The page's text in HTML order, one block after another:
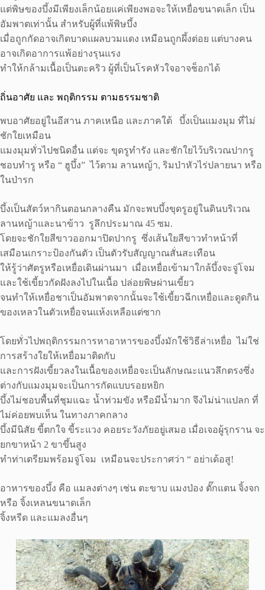
แต่พิษของบึ้งมีเพียงเล็กน้อยแค่เพียงพอจะให้เหยื่อขนาดเล็ก เป็น
อัมพาตเท่านั้น สำหรับผู้ที่แพ้พิษบึ้ง
เมื่อถูกกัดอาจเกิดบาดแผลบวมแดง เหมือนถูกผึ้งต่อย แต่บางคน
อาจเกิดอาการแพ้อย่างรุนแรง
ทำให้กล้ามเนื้อเป็นตะคริว ผู้ที่เป็นโรคหัวใจอาจช็อกได้
ถิ่นอาศัย และ พฤติกรรม ตามธรรมชาติ
พบอาศัยอยู่ในอีสาน ภาคเหนือ และภาคใต้ บึ้งเป็นแมงมุม ที่ไม่
ชักใยเหมือน
แมงมุมทั่วไปชนิดอื่น แต่จะ ขุดรูทำรัง และชักใยไว้บริเวณปากรู
ชอบทำรู หรือ “ ฮูบึ้ง” ไว้ตาม ลานหญ้า, ริมป่าหัวไร่ปลายนา หรือ
ในป่ารก
บึ้งเป็นสัตว์หากินตอนกลางคืน มักจะพบบึ้งขุดรูอยู่ในดินบริเวณ
ลานหญ้าและนาข้าว รูลึกประมาณ 45 ซม.
โดยจะชักใยสีขาวออกมาปิดปากรู ซึ่งเส้นใยสีขาวทำหน้าที่
เสมือนเกราะป้องกันตัว เป็นตัวรับสัญญาณสั่นสะเทือน
ให้รู้ว่าศัตรูหรือเหยื่อเดินผ่านมา เมื่อเหยื่อเข้ามาใกล้บึ้งจะจู่โจม
และใช้เขี้ยวกัดฝังลงไปในเนื้อ ปล่อยพิษผ่านเขี้ยว
จนทำให้เหยื่อชาเป็นอัมพาตจากนั้นจะใช้เขี้ยวฉีกเหยื่อและดูดกิน
ของเหลวในตัวเหยื่อจนแห้งเหลือแต่ซาก
โดยทั่วไปพฤติกรรมการหาอาหารของบึ้งมักใช้วิธีล่าเหยื่อ ไม่ใช่
การสร้างใยให้เหยื่อมาติดกับ
และการฝังเขี้ยวลงในเนื้อของเหยื่อจะเป็นลักษณะแนวลึกตรงซึ่ง
ต่างกับแมงมุมจะเป็นการกัดแบบรอยหยิก
บึ้งไม่ชอบพื้นที่ชุมแฉะ น้ำท่วมขัง หรือมีน้ำมาก จึงไม่น่าแปลก ที่
ไม่ค่อยพบเห็น ในทางภาคกลาง
บึ้งมีนิสัย ขี้ตกใจ ขี้ระแวง คอยระวังภัยอยู่เสมอ เมื่อเจอผู้รุกราน จะ
ยกขาหน้า 2 ขาขึ้นสูง
ทำท่าเตรียมพร้อมจู่โจม เหมือนจะประกาศว่า “ อย่าเด้อสู!
อาหารของบึ้ง คือ แมลงต่างๆ เช่น ตะขาบ แมงป่อง ตั๊กแตน จิ้งจก
หรือ จิ้งเหลนขนาดเล็ก
จิ้งหรีด และแมลงอื่นๆ